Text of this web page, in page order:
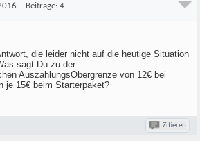
Beiträge: 4
die leider nicht auf die heutige Situation
sagt Du zu der
AuszahlungsObergrenze von 12€ bei
je 15€ beim Starterpaket?
Zitieren